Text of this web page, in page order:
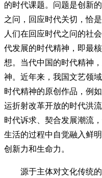
的时代课题。问题是创新
之问，回应时代关切，恰
人们在回应时代之问的社
代发展的时代精神，即最
想。当代中国的时代精神
神。近年来，我国文艺领
时代精神的原创作品，例
运折射改革开放的时代洪
时代诉求、契合发展潮流
生活的过程中自觉融入鲜
创新力和生命力。
源于主体对文化传统的